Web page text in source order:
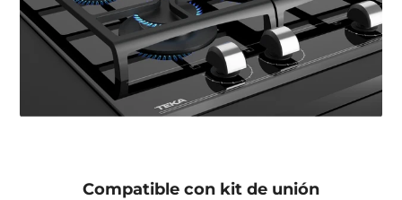
Compatible con kit de unión